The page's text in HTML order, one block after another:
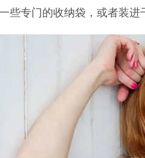
些专门的收纳袋，或者装